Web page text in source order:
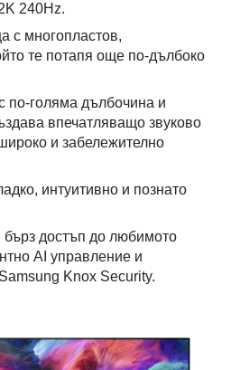
240Hz.
с многопластов,
те потапя още по-дълбоко
по-голяма дълбочина и
впечатляващо звуково
и забележително
интуитивно и познато
достъп до любимото
AI управление и
Knox Security.